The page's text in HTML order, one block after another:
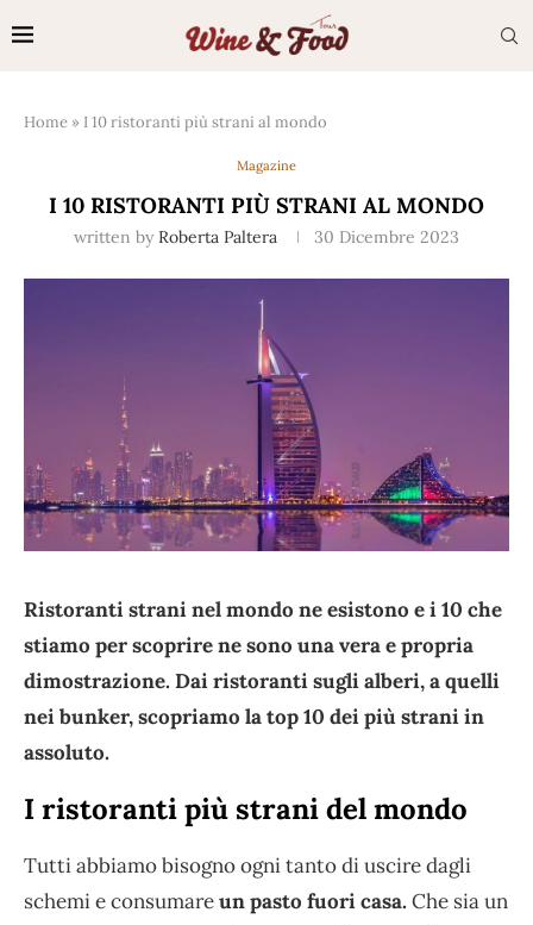
Home » I 10 ristoranti più strani al mondo
Magazine
I 10 RISTORANTI PIÙ STRANI AL MONDO
written by Roberta Paltera 30 Dicembre 2023
Ristoranti strani nel mondo ne esistono e i 10 che
stiamo per scoprire ne sono una vera e propria
dimostrazione. Dai ristoranti sugli alberi, a quelli
nei bunker, scopriamo la top 10 dei più strani in
assoluto.
I ristoranti più strani del mondo
Tutti abbiamo bisogno ogni tanto di uscire dagli
schemi e consumareun pasto fuori casa. Che sia un